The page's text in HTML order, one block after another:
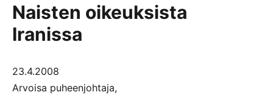
Naisten oikeuksista
Iranissa
23.4.2008
Arvoisa puheenjohtaja,